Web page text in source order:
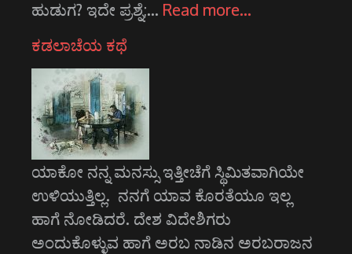
ಹುಡುಗ? ಇದೇ ಪ್ರಶ್ನೆ;… Read more…
ಕಡಲಾಚೆಯ ಕಥೆ
ಯಾಕೋ ನನ್ನ ಮನಸ್ಸು ಇತ್ತೀಚೆಗೆ ಸ್ಥಿಮಿತವಾಗಿಯೇ
ಉಳಿಯುತ್ತಿಲ್ಲ. ನನಗೆ ಯಾವ ಕೊರತೆಯೂ ಇಲ್ಲ
ಹಾಗೆ ನೋಡಿದರೆ. ದೇಶ ವಿದೇಶಿಗರು
ಅಂದುಕೊಳ್ಳುವ ಹಾಗೆ ಅರಬ ನಾಡಿನ ಅರಬರಾಜನ